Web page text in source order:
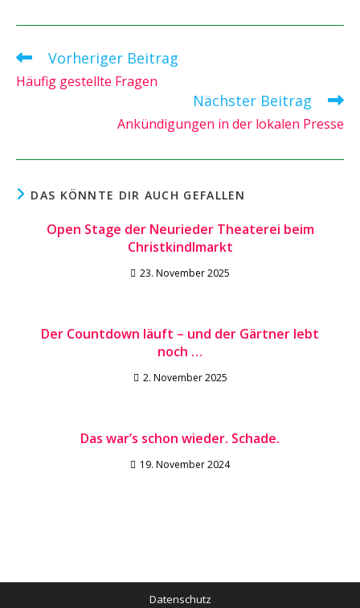
Weitere
Artikel
ansehen
Vorheriger Beitrag
Häufig gestellte Fragen
Nächster Beitrag
Ankündigungen in der lokalen Presse
DAS KÖNNTE DIR AUCH GEFALLEN
Open Stage der Neurieder Theaterei beim
Christkindlmarkt
23. November 2025
Der Countdown läuft – und der Gärtner lebt
noch …
2. November 2025
Das war’s schon wieder. Schade.
19. November 2024
Datenschutz